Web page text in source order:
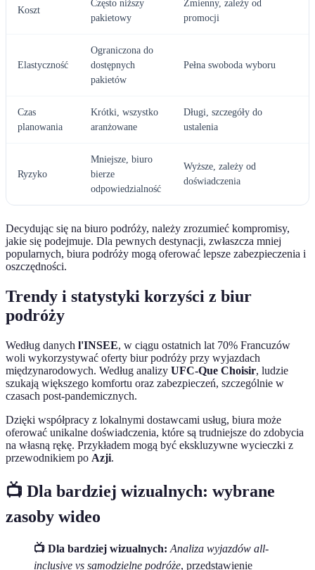
Koszt
Często niższy
pakietowy
Zmienny, zależy od
promocji
Elastyczność
Ograniczona do
dostępnych
pakietów
Pełna swoboda wyboru
Czas
planowania
Krótki, wszystko
aranżowane
Długi, szczegóły do
ustalenia
Ryzyko
Mniejsze, biuro
bierze
odpowiedzialność
Wyższe, zależy od
doświadczenia
Decydując się na biuro podróży, należy zrozumieć kompromisy,
jakie się podejmuje. Dla pewnych destynacji, zwłaszcza mniej
popularnych, biura podróży mogą oferować lepsze zabezpieczenia i
oszczędności.
Trendy i statystyki korzyści z biur
podróży
Według danych l'INSEE, w ciągu ostatnich lat 70% Francuzów
woli wykorzystywać oferty biur podróży przy wyjazdach
międzynarodowych. Według analizy UFC-Que Choisir, ludzie
szukają większego komfortu oraz zabezpieczeń, szczególnie w
czasach post-pandemicznych.
Dzięki współpracy z lokalnymi dostawcami usług, biura może
oferować unikalne doświadczenia, które są trudniejsze do zdobycia
na własną rękę. Przykładem mogą być ekskluzywne wycieczki z
przewodnikiem po Azji.
📺 Dla bardziej wizualnych: wybrane
zasoby wideo
📺 Dla bardziej wizualnych: Analiza wyjazdów all-
inclusive vs samodzielne podróże, przedstawienie